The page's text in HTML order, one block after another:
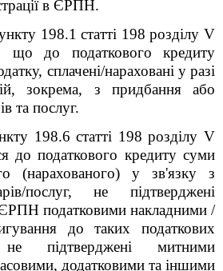
в ЄРПН.
198.1 статті 198 розділу V
що до податкового кредиту
сплачені/нараховані у разі
зокрема, з придбання або
та послуг.
198.6 статті 198 розділу V
до податкового кредиту суми
(нарахованого) у зв'язку з
послуг, не підтверджені
податковими накладними /
до таких податкових
підтверджені митними
додатковими та іншими